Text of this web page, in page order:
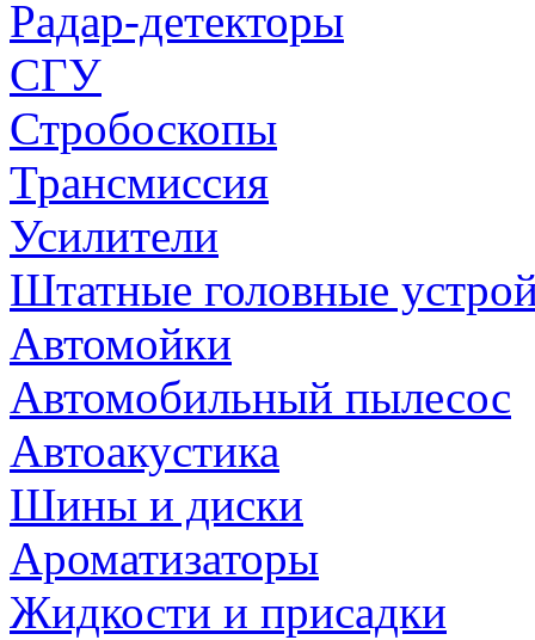
Радар-детекторы
СГУ
Стробоскопы
Трансмиссия
Усилители
Штатные головные
Автомойки
Автомобильный пылесос
Автоакустика
Шины и диски
Ароматизаторы
Жидкости и присадки